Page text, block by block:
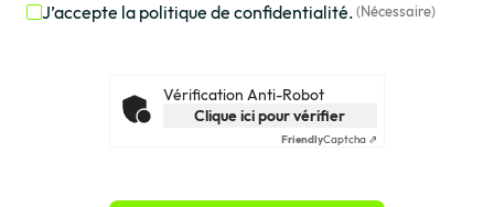
RGPD
J’accepte la politique de confidentialité.(Nécessaire)
Vérification Anti-Robot
Clique ici pour vérifier
FriendlyCaptcha ⇗